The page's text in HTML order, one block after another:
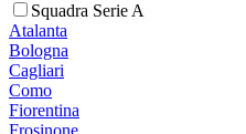
Squadra Serie A
Atalanta
Bologna
Cagliari
Como
Fiorentina